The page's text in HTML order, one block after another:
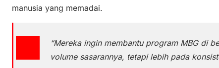
manusia yang memadai.
“Mereka ingin membantu program MBG di
volume sasarannya, tetapi lebih pada